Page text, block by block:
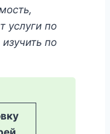
услуги по
по